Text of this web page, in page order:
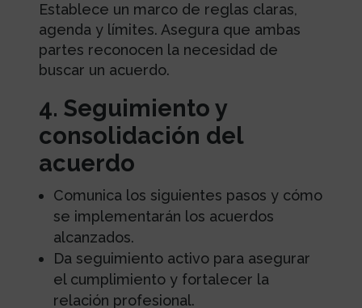
Establece un marco de reglas claras,
agenda y límites. Asegura que ambas
partes reconocen la necesidad de
buscar un acuerdo.
4. Seguimiento y
consolidación del
acuerdo
Comunica los siguientes pasos y cómo
se implementarán los acuerdos
alcanzados.
Da seguimiento activo para asegurar
el cumplimiento y fortalecer la
relación profesional.